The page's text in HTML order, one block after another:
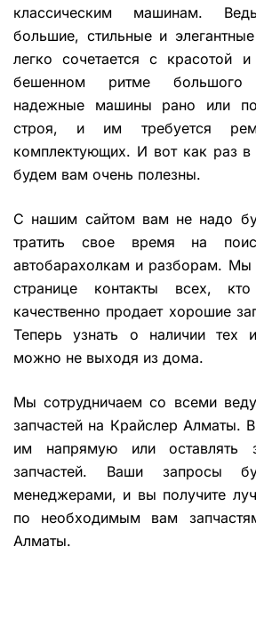
классическим машинам.
большие, стильные и
легко сочетается с красотой
бешенном ритме
надежные машины рано или
строя, и им требуется
комплектующих. И вот как раз в
будем вам очень полезны.
С нашим сайтом вам не надо
тратить свое время на
автобарахолкам и разборам. Мы
странице контакты всех,
качественно продает хорошие
Теперь узнать о наличии тех
можно не выходя из дома.
Мы сотрудничаем со всеми
запчастей на Крайслер Алматы.
им напрямую или оставлять
запчастей. Ваши запросы
менеджерами, и вы получите
по необходимым вам
Алматы.